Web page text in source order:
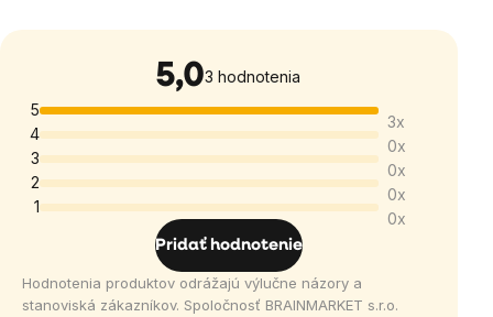
5,0Priemerné
hodnotenie
produktu
je
5,0
z
5
hviezdičiek.
3 hodnotenia
5
3x
4
0x
3
0x
2
0x
1
0x
Pridať hodnotenie
Hodnotenia produktov odrážajú výlučne názory a
stanoviská zákazníkov. Spoločnosť BRAINMARKET s.r.o.